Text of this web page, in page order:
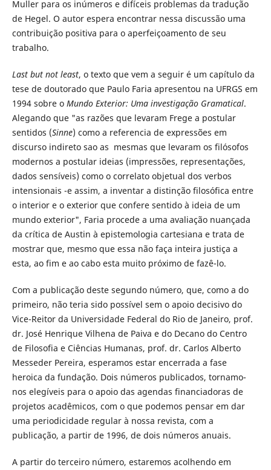
Muller para os inúmeros e difíceis problemas da tradução
de Hegel. O autor espera encontrar nessa discussão uma
contribuição positiva para o aperfeiçoamento de seu
trabalho.
Last but not least, o texto que vem a seguir é um capítulo da
tese de doutorado que Paulo Faria apresentou na UFRGS em
1994 sobre o Mundo Exterior: Uma investigação Gramatical.
Alegando que "as razões que levaram Frege a postular
sentidos (Sinne) como a referencia de expressões em
discurso indireto sao as mesmas que levaram os filósofos
modernos a postular ideias (impressões, representações,
dados sensíveis) como o correlato objetual dos verbos
intensionais -e assim, a inventar a distinção filosófica entre
o interior e o exterior que confere sentido à ideia de um
mundo exterior", Faria procede a uma avaliação nuançada
da crítica de Austin à epistemologia cartesiana e trata de
mostrar que, mesmo que essa não faça inteira justiça a
esta, ao fim e ao cabo esta muito próximo de fazê-lo.
Com a publicação deste segundo número, que, como a do
primeiro, não teria sido possível sem o apoio decisivo do
Vice-Reitor da Universidade Federal do Rio de Janeiro, prof.
dr. José Henrique Vilhena de Paiva e do Decano do Centro
de Filosofia e Ciências Humanas, prof. dr. Carlos Alberto
Messeder Pereira, esperamos estar encerrada a fase
heroica da fundação. Dois números publicados, tornamo-
nos elegíveis para o apoio das agendas financiadoras de
projetos acadêmicos, com o que podemos pensar em dar
uma periodicidade regular à nossa revista, com a
publicação, a partir de 1996, de dois números anuais.
A partir do terceiro número, estaremos acolhendo em